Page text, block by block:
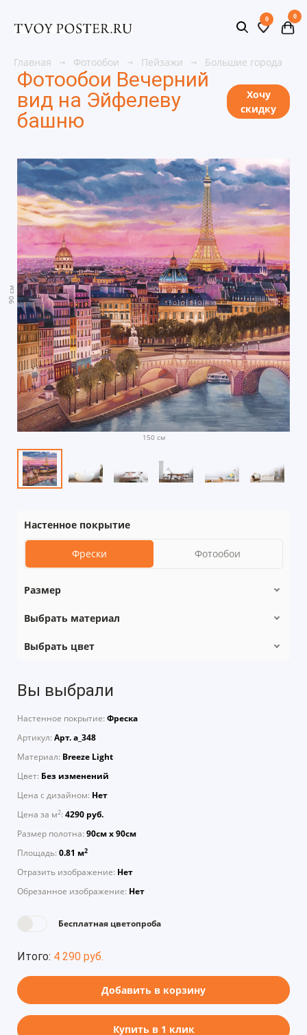
0 0
Главная Фотообои Пейзажи Большие города
Фотообои Вечерний
вид на Эйфелеву
башню
Хочу
скидку
Настенное покрытие
Фрески Фотообои
Размер
Выбрать материал
Выбрать цвет
90 см
150 см
Вы выбрали
Настенное покрытие: Фреска
Артикул: Арт. a_348
Материал: Breeze Light
Цвет: Без изменений
Цена с дизайном: Нет
Цена за м2: 4290 руб.
Размер полотна: 90см х 90см
Площадь: 0.81 м2
Отразить изображение: Нет
Обрезанное изображение: Нет
Бесплатная цветопроба
Итого: 4 290 руб.
Добавить в корзину
Купить в 1 клик